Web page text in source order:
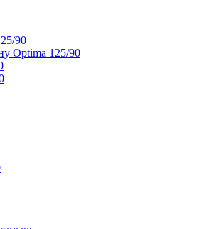
90
Optima 125/90